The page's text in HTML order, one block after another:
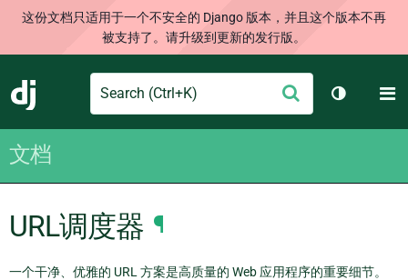
这份文档只适用于一个不安全的 Django 版本，并且这个版本不再
被支持了。请升级到更新的发行版。
Django
Search
交
切换主题
文档
URL调度器 ¶
一个干净、优雅的 URL 方案是高质量的 Web 应用程序的重要细节。